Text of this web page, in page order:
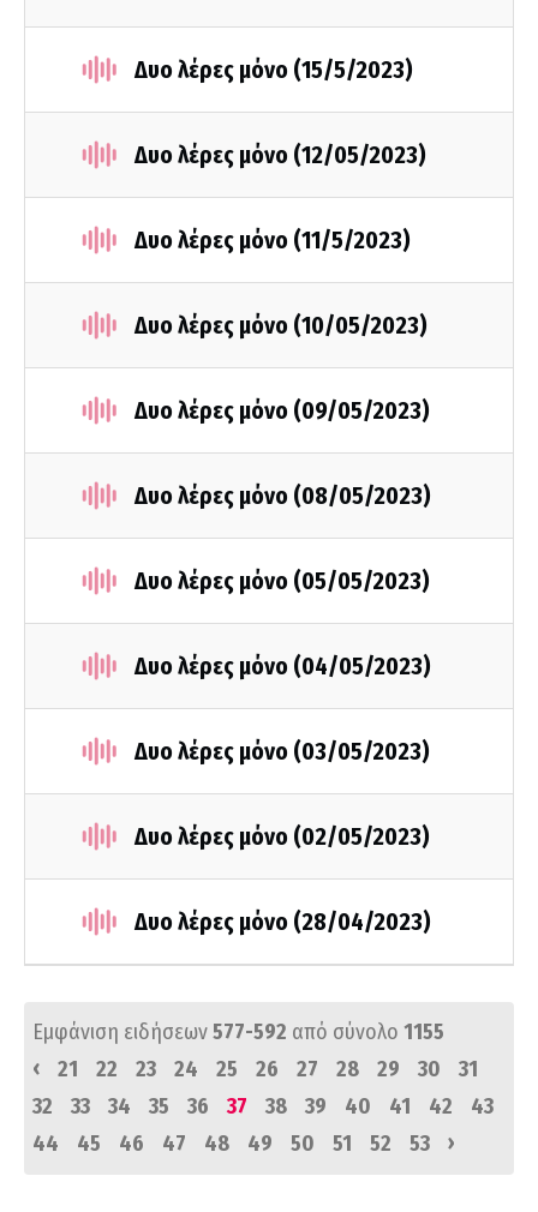
Δυο λέρες μόνο (15/5/2023)
Δυο λέρες μόνο (12/05/2023)
Δυο λέρες μόνο (11/5/2023)
Δυο λέρες μόνο (10/05/2023)
Δυο λέρες μόνο (09/05/2023)
Δυο λέρες μόνο (08/05/2023)
Δυο λέρες μόνο (05/05/2023)
Δυο λέρες μόνο (04/05/2023)
Δυο λέρες μόνο (03/05/2023)
Δυο λέρες μόνο (02/05/2023)
Δυο λέρες μόνο (28/04/2023)
Εμφάνιση ειδήσεων577-592 από σύνολο 1155
‹
21 22 23 24 25 26 27 28 29 30
31
32
33 34 35 36 37 38 39 40 41 42
43
44
45 46 47 48 49 50 51 52 53 ›